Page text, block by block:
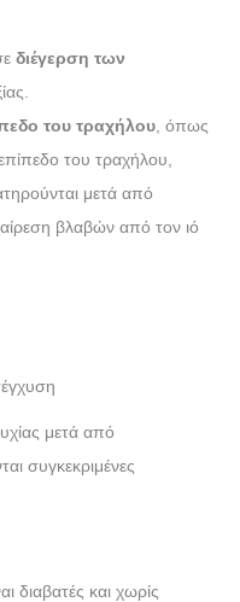
διέγερση των
του τραχήλου , όπως
του τραχήλου,
μετά από
βλαβών από τον ιό
μετά από
συγκεκριμένες
διαβατές και χωρίς